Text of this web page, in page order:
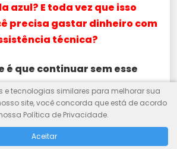
azul? E toda vez que isso
precisa gastar dinheiro com
técnica?
é que continuar sem esse
pode estar custando muito
que você imagina.
centenas ou até
e tecnologias similares para melhorar sua
site, você concorda que está de acordo
Política de Privacidade.
Aceitar